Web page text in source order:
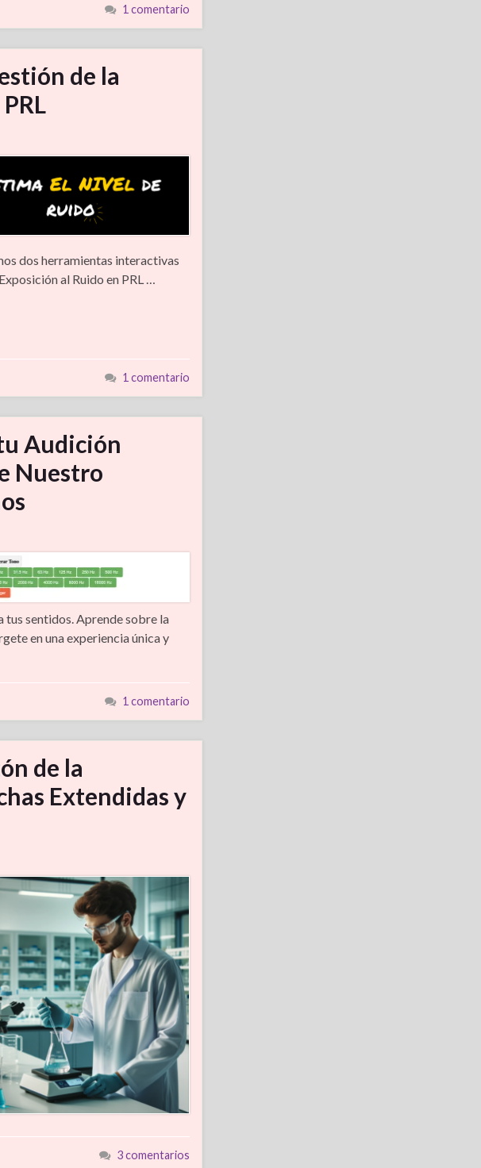
1 comentario
de la
dos herramientas interactivas
al Ruido en PRL …
1 comentario
Audición
Nuestro
sentidos. Aprende sobre la
en una experiencia única y
1 comentario
de la
Extendidas y
3 comentarios